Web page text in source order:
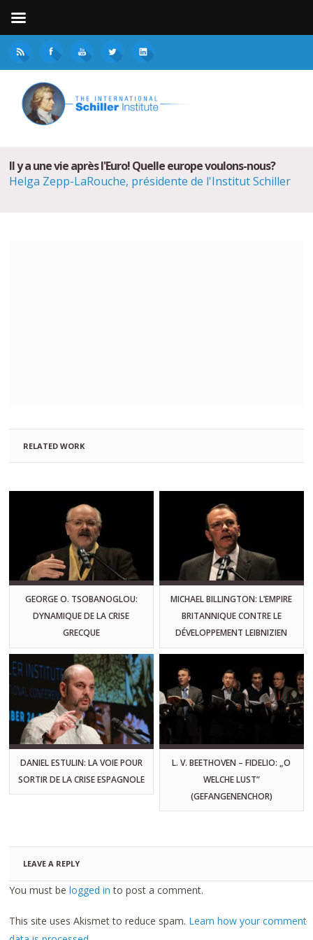
Il y a une vie après l'Euro! Quelle europe voulons-nous?
Helga Zepp-LaRouche, présidente de l'Institut Schiller
RELATED WORK
GEORGE O. TSOBANOGLOU:
DYNAMIQUE DE LA CRISE
GRECQUE
MICHAEL BILLINGTON: L’EMPIRE
BRITANNIQUE CONTRE LE
DÉVELOPPEMENT LEIBNIZIEN
DANIEL ESTULIN: LA VOIE POUR
SORTIR DE LA CRISE ESPAGNOLE
L. V. BEETHOVEN – FIDELIO: „O
WELCHE LUST”
(GEFANGENENCHOR)
LEAVE A REPLY
You must belogged in to post a comment.
This site uses Akismet to reduce spam. Learn how your comment